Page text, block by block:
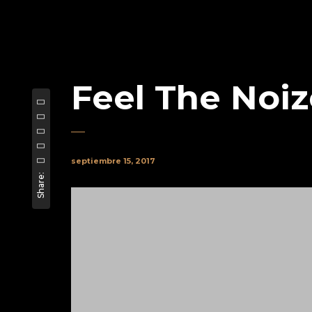
Feel The
Share:
septiembre 15, 2017